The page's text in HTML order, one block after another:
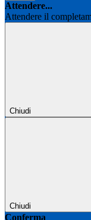
Attendere...
Attendere il
Chiudi
Chiudi
Conferma